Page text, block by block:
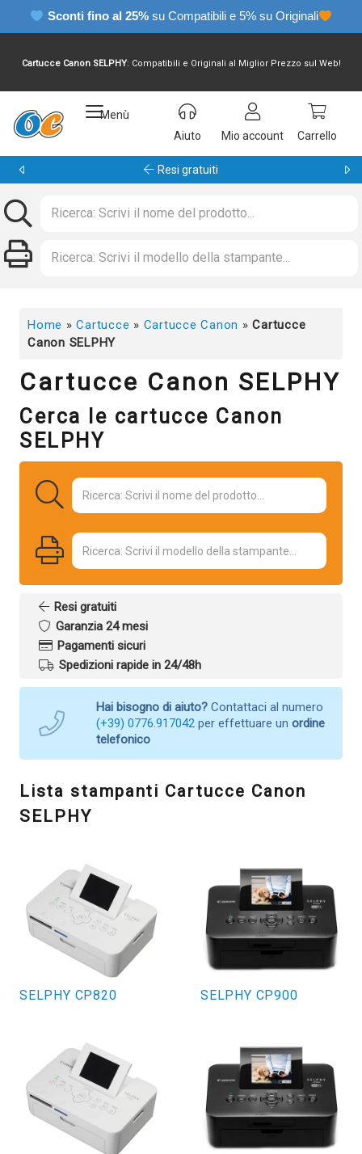
Sconti fino al 25% su Compatibili e 5% su Originali
Cartucce Canon SELPHY: Compatibili e Originali al Miglior Prezzo sul Web!
Menù
Aiuto
Mio account Carrello
Garanzia 24 mesi
Home »Cartucce » Cartucce Canon »Cartucce
Canon SELPHY
Cartucce Canon SELPHY
Cerca le cartucce Canon
SELPHY
Resi gratuiti
Garanzia 24 mesi
Pagamenti sicuri
Spedizioni rapide in 24/48h
Hai bisogno di aiuto? Contattaci al numero
(+39) 0776.917042 per effettuare un ordine
telefonico
Lista stampanti Cartucce Canon
SELPHY
SELPHY CP820 SELPHY CP900